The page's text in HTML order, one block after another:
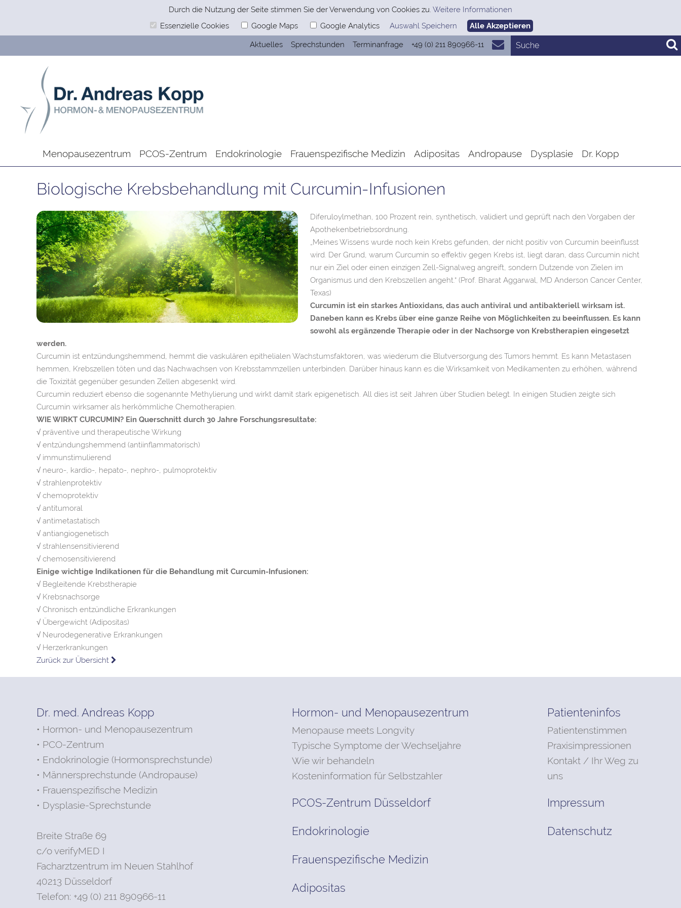
Durch die Nutzung der Seite stimmen Sie der Verwendung von Cookies zu. Weitere Informationen
Essenzielle Cookies
Google Maps Google Analytics Auswahl Speichern Alle Akzeptieren
+49 (0) 211 890966-11
Aktuelles Sprechstunden Terminanfrage
Menopausezentrum PCOS-Zentrum Endokrinologie Frauenspezifische Medizin Adipositas Andropause Dysplasie Dr. Kopp
Biologische Krebsbehandlung mit Curcumin-Infusionen
Diferuloylmethan, 100 Prozent rein, synthetisch, validiert und geprüft nach den Vorgaben der
Apothekenbetriebsordnung.
„Meines Wissens wurde noch kein Krebs gefunden, der nicht positiv von Curcumin beeinflusst
wird. Der Grund, warum Curcumin so effektiv gegen Krebs ist, liegt daran, dass Curcumin nicht
nur ein Ziel oder einen einzigen Zell-Signalweg angreift, sondern Dutzende von Zielen im
Organismus und den Krebszellen angeht.“ (Prof. Bharat Aggarwal, MD Anderson Cancer Center,
Texas)
Curcumin ist ein starkes Antioxidans, das auch antiviral und antibakteriell wirksam ist.
Daneben kann es Krebs über eine ganze Reihe von Möglichkeiten zu beeinflussen. Es kann
sowohl als ergänzende Therapie oder in der Nachsorge von Krebstherapien eingesetzt
werden.
Curcumin ist entzündungshemmend, hemmt die vaskulären epithelialen Wachstumsfaktoren, was wiederum die Blutversorgung des Tumors hemmt. Es kann Metastasen
hemmen, Krebszellen töten und das Nachwachsen von Krebsstammzellen unterbinden. Darüber hinaus kann es die Wirksamkeit von Medikamenten zu erhöhen, während
die Toxizität gegenüber gesunden Zellen abgesenkt wird.
Curcumin reduziert ebenso die sogenannte Methylierung und wirkt damit stark epigenetisch. All dies ist seit Jahren über Studien belegt. In einigen Studien zeigte sich
Curcumin wirksamer als herkömmliche Chemotherapien.
WIE WIRKT CURCUMIN? Ein Querschnitt durch 30 Jahre Forschungsresultate:
√ präventive und therapeutische Wirkung
√ entzündungshemmend (antiinflammatorisch)
√ immunstimulierend
√ neuro-, kardio-, hepato-, nephro-, pulmoprotektiv
√ strahlenprotektiv
√ chemoprotektiv
√ antitumoral
√ antimetastatisch
√ antiangiogenetisch
√ strahlensensitivierend
√ chemosensitivierend
Einige wichtige Indikationen für die Behandlung mit Curcumin-Infusionen:
√ Begleitende Krebstherapie
√ Krebsnachsorge
√ Chronisch entzündliche Erkrankungen
√ Übergewicht (Adipositas)
√ Neurodegenerative Erkrankungen
√ Herzerkrankungen
Zurück zur Übersicht
Dr. med. Andreas Kopp
• Hormon- und Menopausezentrum
• PCO-Zentrum
• Endokrinologie (Hormonsprechstunde)
• Männersprechstunde (Andropause)
• Frauenspezifische Medizin
• Dysplasie-Sprechstunde
Breite Straße 69
c/o verifyMED I
Facharztzentrum im Neuen Stahlhof
40213 Düsseldorf
Telefon: +49 (0) 211 890966-11
Hormon- und Menopausezentrum
Menopause meets Longvity
Typische Symptome der Wechseljahre
Wie wir behandeln
Kosteninformation für Selbstzahler
PCOS-Zentrum Düsseldorf
Endokrinologie
Frauenspezifische Medizin
Adipositas
Patienteninfos
Patientenstimmen
Praxisimpressionen
Kontakt / Ihr Weg zu
uns
Impressum
Datenschutz